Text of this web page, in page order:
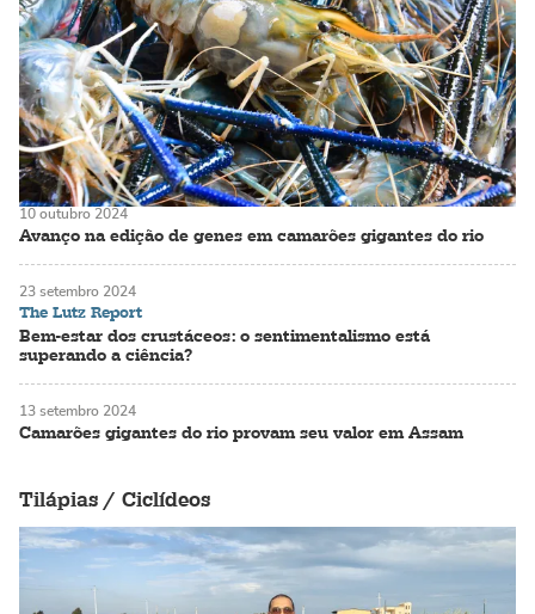
Avanço na edição de genes em camarões gigantes do rio
10 outubro 2024
The Lutz Report
Bem-estar dos crustáceos: o sentimentalismo está
superando a ciência?
23 setembro 2024
Camarões gigantes do rio provam seu valor em Assam
13 setembro 2024
Tilápias / Ciclídeos